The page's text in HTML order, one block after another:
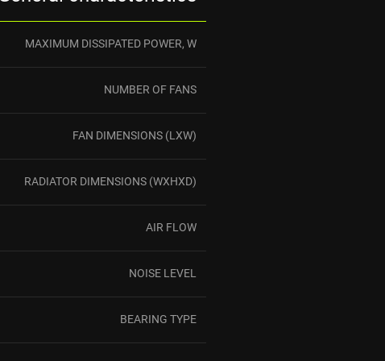
MAXIMUM DISSIPATED POWER, W
NUMBER OF FANS
FAN DIMENSIONS (LXW)
RADIATOR DIMENSIONS (WXHXD)
AIR FLOW
NOISE LEVEL
BEARING TYPE